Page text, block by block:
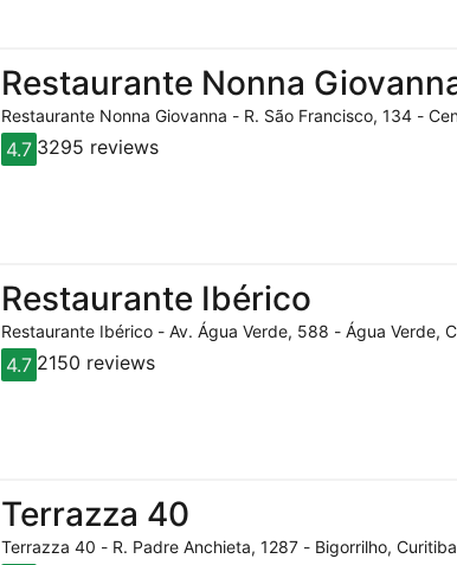
Restaurante Nonna
Restaurante Nonna Giovanna - R. São Francisco, 134 -
4.7 3295 reviews
Restaurante Ibérico
Restaurante Ibérico - Av. Água Verde, 588 - Água Verde,
4.7 2150 reviews
Terrazza 40
Terrazza 40 - R. Padre Anchieta, 1287 - Bigorrilho,